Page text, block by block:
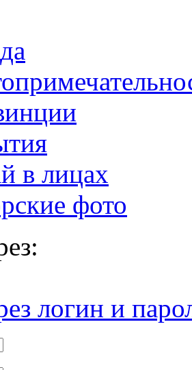
в лицах
фото
логин и